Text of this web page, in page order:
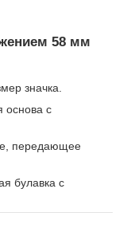
58 мм
значка.
основа с
передающее
булавка с